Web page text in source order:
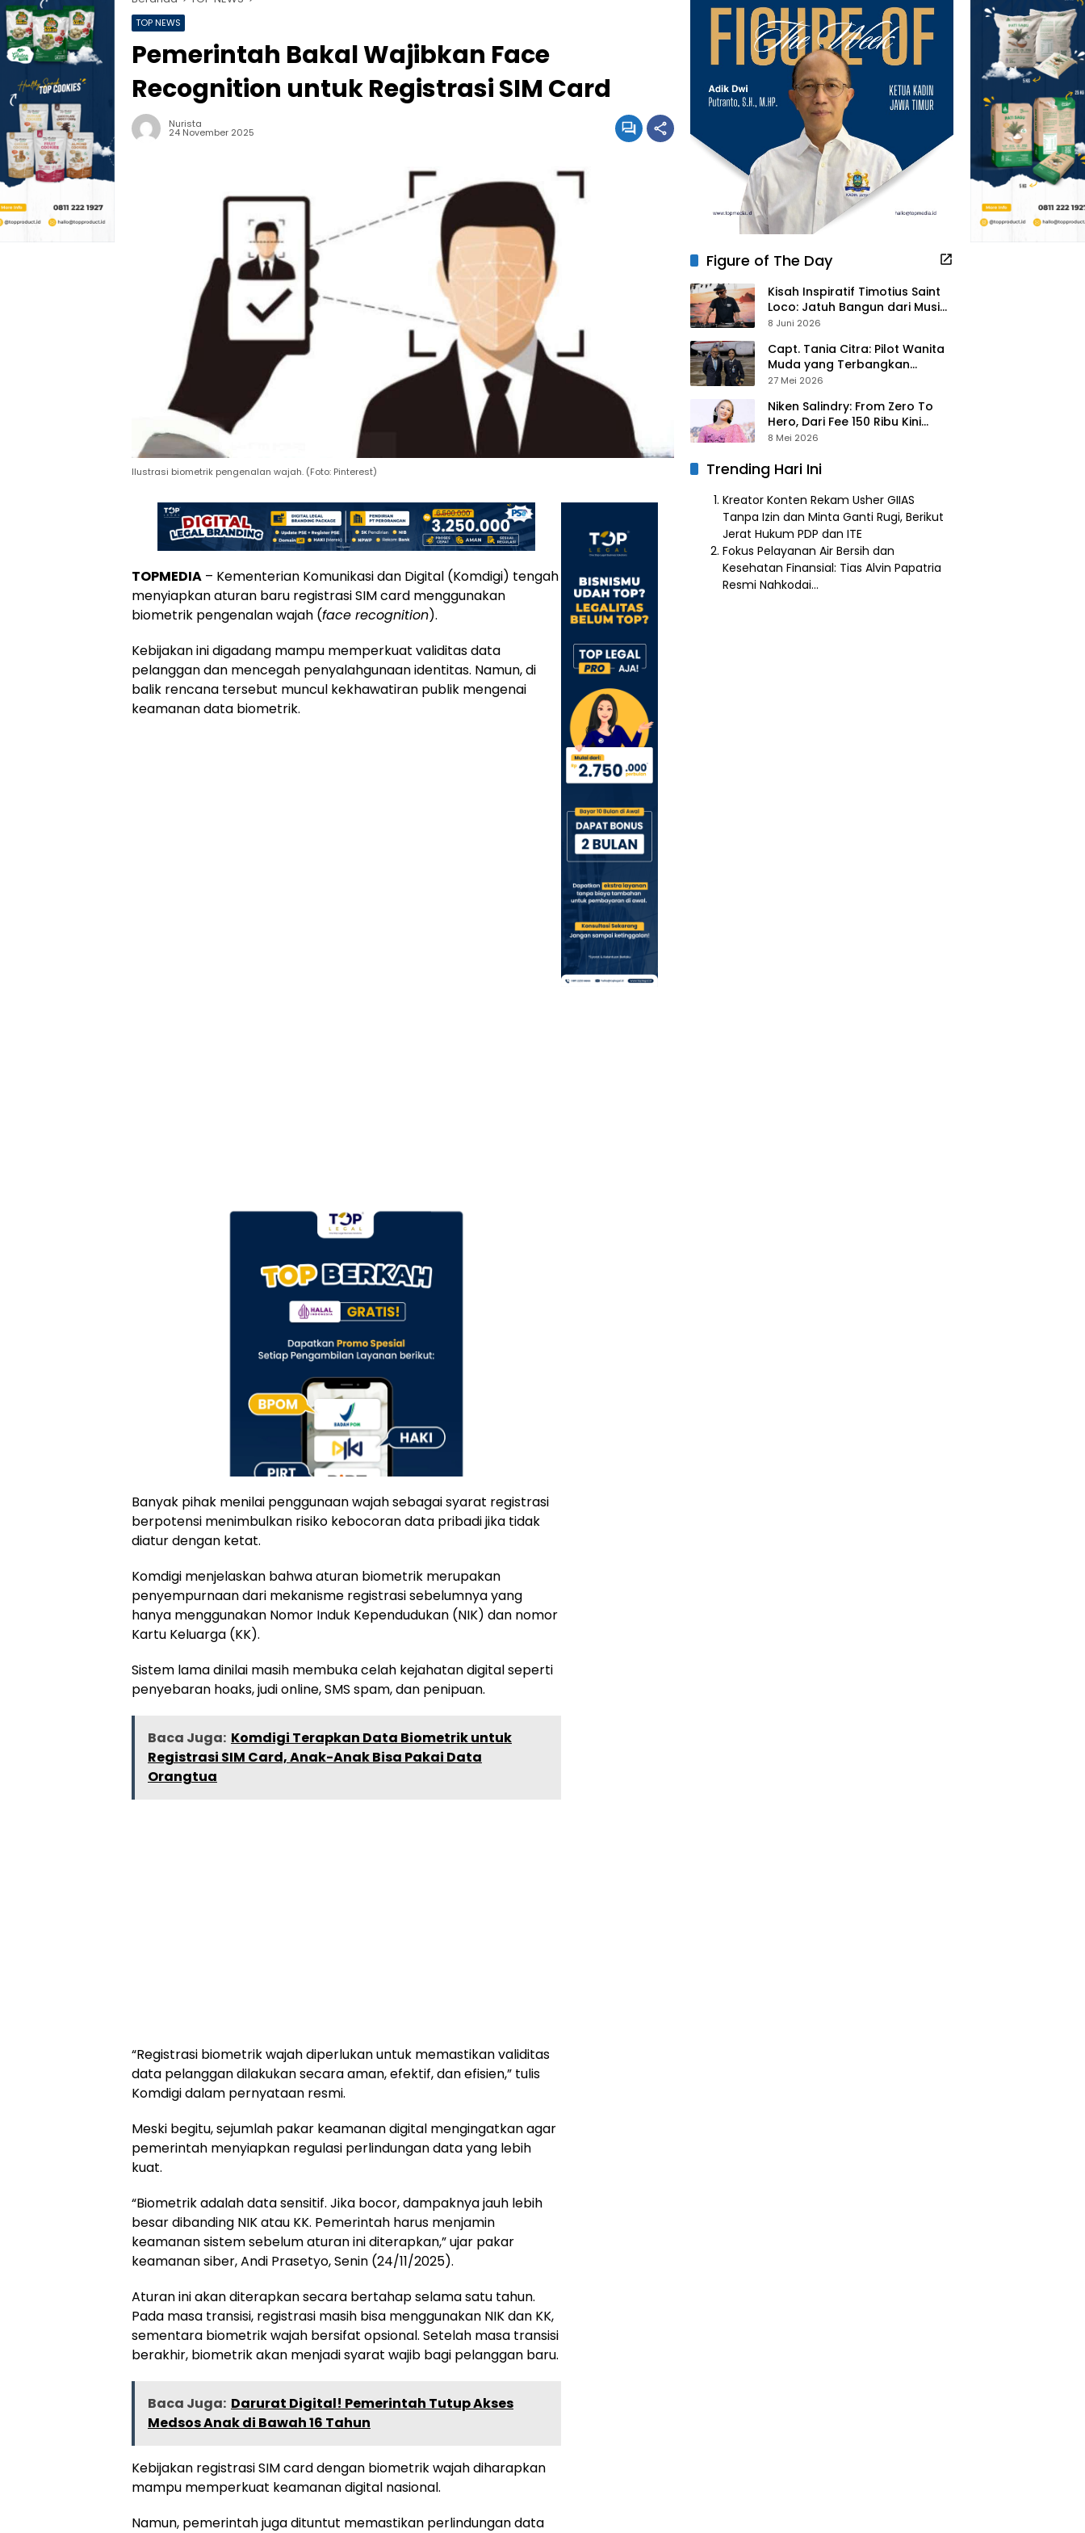
TOP NEWS
Pemerintah Bakal Wajibkan Face
Recognition untuk Registrasi SIM Card
Nurista
24 November 2025
Ilustrasi biometrik pengenalan wajah. (Foto: Pinterest)
TOPMEDIA – Kementerian Komunikasi dan Digital (Komdigi) tengah
menyiapkan aturan baru registrasi SIM card menggunakan
biometrik pengenalan wajah (face recognition).
Kebijakan ini digadang mampu memperkuat validitas data
pelanggan dan mencegah penyalahgunaan identitas. Namun, di
balik rencana tersebut muncul kekhawatiran publik mengenai
keamanan data biometrik.
Banyak pihak menilai penggunaan wajah sebagai syarat registrasi
berpotensi menimbulkan risiko kebocoran data pribadi jika tidak
diatur dengan ketat.
Komdigi menjelaskan bahwa aturan biometrik merupakan
penyempurnaan dari mekanisme registrasi sebelumnya yang
hanya menggunakan Nomor Induk Kependudukan (NIK) dan nomor
Kartu Keluarga (KK).
Sistem lama dinilai masih membuka celah kejahatan digital seperti
penyebaran hoaks, judi online, SMS spam, dan penipuan.
Baca Juga: Komdigi Terapkan Data Biometrik untuk
Registrasi SIM Card, Anak-Anak Bisa Pakai Data
Orangtua
“Registrasi biometrik wajah diperlukan untuk memastikan validitas
data pelanggan dilakukan secara aman, efektif, dan efisien,” tulis
Komdigi dalam pernyataan resmi.
Meski begitu, sejumlah pakar keamanan digital mengingatkan agar
pemerintah menyiapkan regulasi perlindungan data yang lebih
kuat.
“Biometrik adalah data sensitif. Jika bocor, dampaknya jauh lebih
besar dibanding NIK atau KK. Pemerintah harus menjamin
keamanan sistem sebelum aturan ini diterapkan,” ujar pakar
keamanan siber, Andi Prasetyo, Senin (24/11/2025).
Aturan ini akan diterapkan secara bertahap selama satu tahun.
Pada masa transisi, registrasi masih bisa menggunakan NIK dan KK,
sementara biometrik wajah bersifat opsional. Setelah masa transisi
berakhir, biometrik akan menjadi syarat wajib bagi pelanggan baru.
Baca Juga: Darurat Digital! Pemerintah Tutup Akses
Medsos Anak di Bawah 16 Tahun
Kebijakan registrasi SIM card dengan biometrik wajah diharapkan
mampu memperkuat keamanan digital nasional.
Namun, pemerintah juga dituntut memastikan perlindungan data
Figure of The Day
Kisah Inspiratif Timotius Saint
Loco: Jatuh Bangun dari Musik,
Pelayanan Pastor, hingga
8 Juni 2026
Capt. Tania Citra: Pilot Wanita
Muda yang Terbangkan
Pesawat Presiden Prabowo ke
27 Mei 2026
Niken Salindry: From Zero To
Hero, Dari Fee 150 Ribu Kini
Punya Aset Miliaran
8 Mei 2026
Trending Hari Ini
Kreator Konten Rekam Usher GIIAS
Tanpa Izin dan Minta Ganti Rugi, Berikut
Jerat Hukum PDP dan ITE
Fokus Pelayanan Air Bersih dan
Kesehatan Finansial: Tias Alvin Papatria
Resmi Nahkodai…